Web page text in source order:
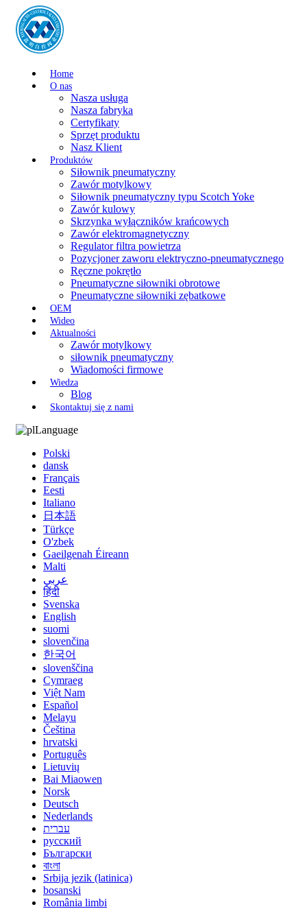
Home
O nas
Nasza usługa
Nasza fabryka
Certyfikaty
Sprzęt produktu
Nasz Klient
Produktów
Siłownik pneumatyczny
Zawór motylkowy
Siłownik pneumatyczny typu Scotch Yoke
Zawór kulowy
Skrzynka wyłączników krańcowych
Zawór elektromagnetyczny
Regulator filtra powietrza
Pozycjoner zaworu elektryczno-pneumatycznego
Ręczne pokrętło
Pneumatyczne siłowniki obrotowe
Pneumatyczne siłowniki zębatkowe
OEM
Wideo
Aktualności
Zawór motylkowy
siłownik pneumatyczny
Wiadomości firmowe
Wiedza
Blog
Skontaktuj się z nami
Language
Polski
dansk
Français
Eesti
Italiano
日本語
Türkçe
O'zbek
Gaeilgenah Éireann
Malti
عربي
हिंदी
Svenska
English
suomi
slovenčina
한국어
slovenščina
Cymraeg
Việt Nam
Español
Melayu
Čeština
hrvatski
Português
Lietuvių
Bai Miaowen
Norsk
Deutsch
Nederlands
עברית
русский
Български
বাংলা
Srbija jezik (latinica)
bosanski
România limbi